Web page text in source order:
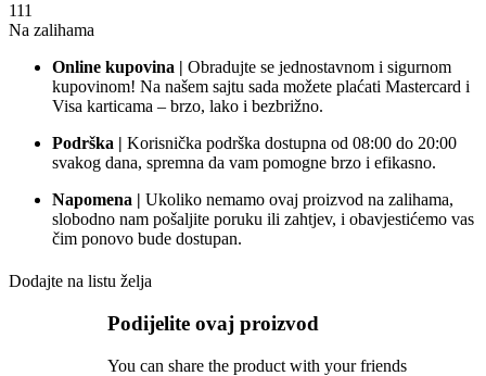
111
Na zalihama
Online kupovina |
Obradujte se jednostavnom i sigurnom
kupovinom! Na našem sajtu sada možete plaćati Mastercard i
Visa karticama – brzo, lako i bezbrižno.
Podrška |
Korisnička podrška dostupna od 08:00 do 20:00
svakog dana, spremna da vam pomogne brzo i efikasno.
Napomena |
Ukoliko nemamo ovaj proizvod na zalihama,
slobodno nam pošaljite poruku ili zahtjev, i obavjestićemo vas
čim ponovo bude dostupan.
Dodajte na listu želja
Podijelite ovaj proizvod
You can share the product with your friends